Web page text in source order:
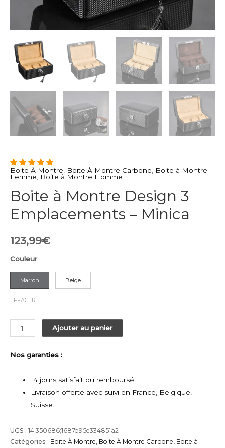
Boite À Montre, Boite À Montre Carbone, Boite à Montre
Femme, Boite à Montre Homme
Boite à Montre Design 3
Emplacements – Minica
123,99€
Couleur
Marron Beige
EFFACER
quantité
de
Minica
Ajouter au panier
Nos garanties :
14 jours satisfait ou remboursé
Livraison offerte avec suivi en France, Belgique,
Suisse.
UGS : 14:350686;1687d95e334851a2
Catégories : Boite À Montre, Boite À Montre Carbone, Boite à